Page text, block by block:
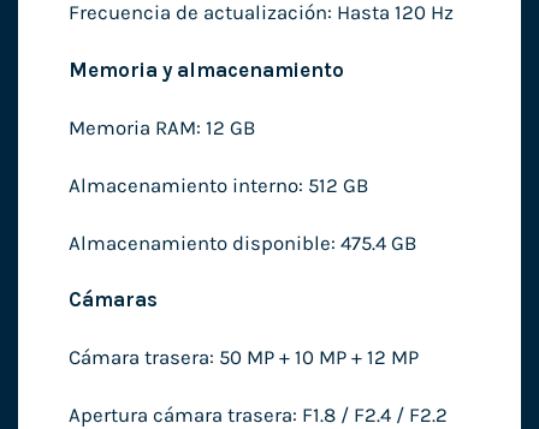
Frecuencia de actualización: Hasta 120 Hz
Memoria y almacenamiento
Memoria RAM: 12 GB
Almacenamiento interno: 512 GB
Almacenamiento disponible: 475.4 GB
Cámaras
Cámara trasera: 50 MP + 10 MP + 12 MP
Apertura cámara trasera: F1.8 / F2.4 / F2.2